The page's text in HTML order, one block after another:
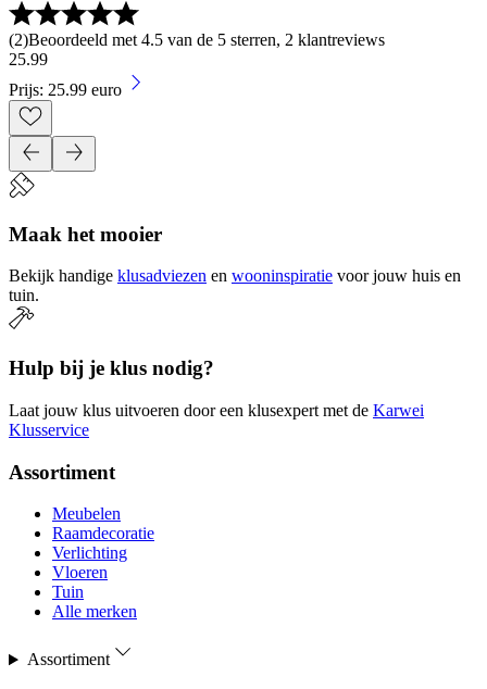
(2)Beoordeeld met 4.5 van de 5 sterren, 2 klantreviews
25.99
Prijs: 25.99 euro
Maak het mooier
Bekijk handige klusadviezen en wooninspiratie voor jouw huis en
tuin.
Hulp bij je klus nodig?
Laat jouw klus uitvoeren door een klusexpert met de Karwei
Klusservice
Assortiment
Meubelen
Raamdecoratie
Verlichting
Vloeren
Tuin
Alle merken
Assortiment